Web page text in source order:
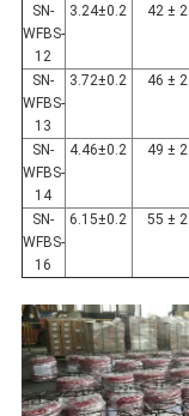
SN-
WFBS-
12
3.24±0.2 42 ± 2
SN-
WFBS-
13
3.72±0.2 46 ± 2
SN-
WFBS-
14
4.46±0.2 49 ± 2
SN-
WFBS-
16
6.15±0.2 55 ± 2